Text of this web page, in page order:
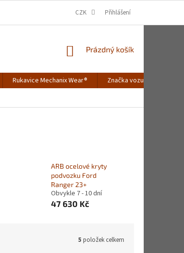
CZK Přihlášení
NÁKUPNÍ
Prázdný košík
Rukavice Mechanix Wear® Značka vozu
ARB ocelové kryty
podvozku Ford
Ranger 23+
Obvykle 7 - 10 dní
47 630 Kč
5 položek celkem